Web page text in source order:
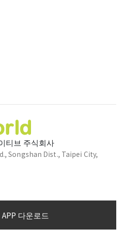
物解謎，並非最終謎底是
★★★★★
HAVE
★★★★★
티브 주식회사
Songshan Dist., Taipei City,
APP 다운로드